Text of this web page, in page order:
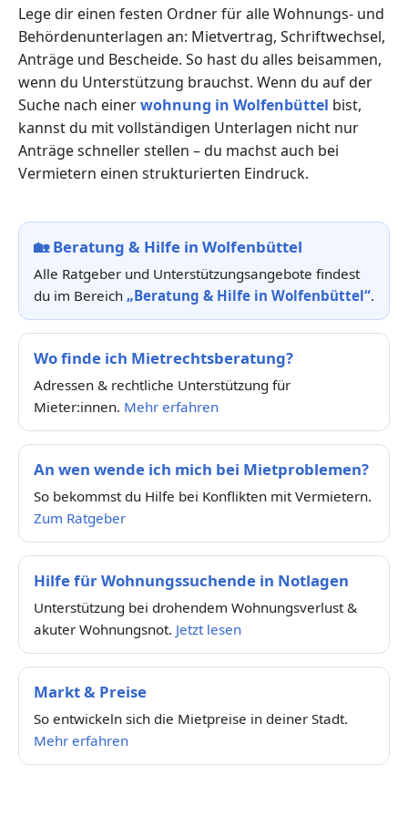
Lege dir einen festen Ordner für alle Wohnungs- und
Behördenunterlagen an: Mietvertrag, Schriftwechsel,
Anträge und Bescheide. So hast du alles beisammen,
wenn du Unterstützung brauchst. Wenn du auf der
Suche nach einerwohnung in Wolfenbüttel bist,
kannst du mit vollständigen Unterlagen nicht nur
Anträge schneller stellen – du machst auch bei
Vermietern einen strukturierten Eindruck.
🏡Beratung & Hilfe in Wolfenbüttel
Alle Ratgeber und Unterstützungsangebote findest
du im Bereich „Beratung & Hilfe in Wolfenbüttel“.
Wo finde ich Mietrechtsberatung?
Adressen & rechtliche Unterstützung für
Mieter:innen. Mehr erfahren
An wen wende ich mich bei Mietproblemen?
So bekommst du Hilfe bei Konflikten mit Vermietern.
Zum Ratgeber
Hilfe für Wohnungssuchende in Notlagen
Unterstützung bei drohendem Wohnungsverlust &
akuter Wohnungsnot. Jetzt lesen
Markt & Preise
So entwickeln sich die Mietpreise in deiner Stadt.
Mehr erfahren